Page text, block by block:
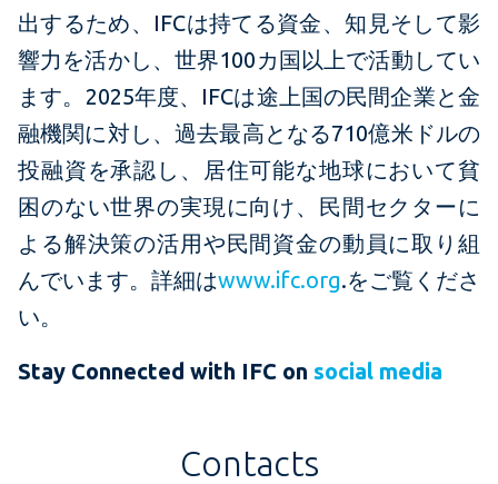
出するため、IFCは持てる資金、知見そして影
響力を活かし、世界100カ国以上で活動してい
ます。2025年度、IFCは途上国の民間企業と金
融機関に対し、過去最高となる710億米ドルの
投融資を承認し、居住可能な地球において貧
困のない世界の実現に向け、民間セクターに
よる解決策の活用や民間資金の動員に取り組
んでいます。詳細はwww.ifc.org.をご覧くださ
い。
Stay Connected with IFC on social media
Contacts